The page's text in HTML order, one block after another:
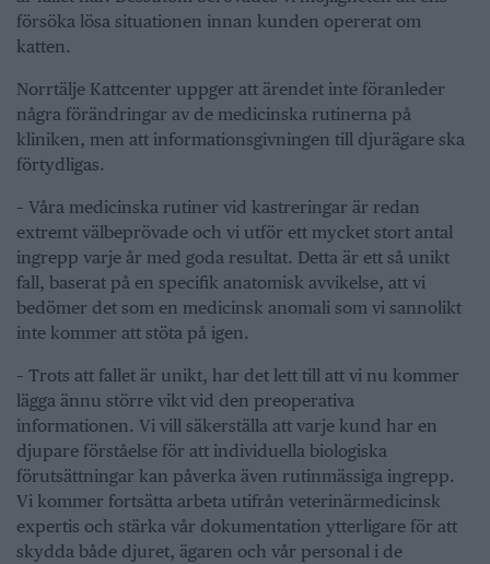
försöka lösa situationen innan kunden opererat om
katten.
Norrtälje Kattcenter uppger att ärendet inte föranleder
några förändringar av de medicinska rutinerna på
kliniken, men att informationsgivningen till djurägare ska
förtydligas.
– Våra medicinska rutiner vid kastreringar är redan
extremt välbeprövade och vi utför ett mycket stort antal
ingrepp varje år med goda resultat. Detta är ett så unikt
fall, baserat på en specifik anatomisk avvikelse, att vi
bedömer det som en medicinsk anomali som vi sannolikt
inte kommer att stöta på igen.
– Trots att fallet är unikt, har det lett till att vi nu kommer
lägga ännu större vikt vid den preoperativa
informationen. Vi vill säkerställa att varje kund har en
djupare förståelse för att individuella biologiska
förutsättningar kan påverka även rutinmässiga ingrepp.
Vi kommer fortsätta arbeta utifrån veterinärmedicinsk
expertis och stärka vår dokumentation ytterligare för att
skydda både djuret, ägaren och vår personal i de